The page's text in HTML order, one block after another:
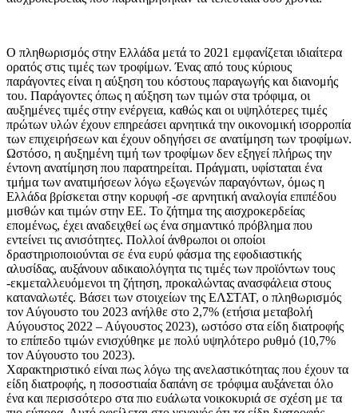
Ο πληθωρισμός στην Ελλάδα μετά το 2021 εμφανίζεται ιδιαίτερα
ορατός στις τιμές των τροφίμων. Ένας από τους κύριους
παράγοντες είναι η αύξηση του κόστους παραγωγής και διανομής
του. Παράγοντες όπως η αύξηση των τιμών στα τρόφιμα, οι
αυξημένες τιμές στην ενέργεια, καθώς και οι υψηλότερες τιμές
πρώτων υλών έχουν επηρεάσει αρνητικά την οικονομική ισορροπία
των επιχειρήσεων και έχουν οδηγήσει σε ανατίμηση των τροφίμων.
Ωστόσο, η αυξημένη τιμή των τροφίμων δεν εξηγεί πλήρως την
έντονη ανατίμηση που παρατηρείται. Πράγματι, υφίσταται ένα
τμήμα των ανατιμήσεων λόγω εξωγενών παραγόντων, όμως η
Ελλάδα βρίσκεται στην κορυφή -σε αρνητική αναλογία επιπέδου
μισθών και τιμών στην ΕΕ. Το ζήτημα της αισχροκερδείας
επομένως, έχει αναδειχθεί ως ένα σημαντικό πρόβλημα που
εντείνει τις ανισότητες. Πολλοί άνθρωποι οι οποίοι
δραστηριοποιούνται σε ένα ευρύ φάσμα της εφοδιαστικής
αλυσίδας, αυξάνουν αδικαιολόγητα τις τιμές των προϊόντων τους
-εκμεταλλευόμενοι τη ζήτηση, προκαλώντας ανασφάλεια στους
καταναλωτές. Βάσει των στοιχείων της ΕΛΣΤΑΤ, ο πληθωρισμός
τον Αύγουστο του 2023 ανήλθε στο 2,7% (ετήσια μεταβολή
Αύγουστος 2022 – Αύγουστος 2023), ωστόσο στα είδη διατροφής
το επίπεδο τιμών ενισχύθηκε με πολύ υψηλότερο ρυθμό (10,7%
τον Αύγουστο του 2023).
Χαρακτηριστικό είναι πως λόγω της ανελαστικότητας που έχουν τα
είδη διατροφής, η ποσοστιαία δαπάνη σε τρόφιμα αυξάνεται όλο
ένα και περισσότερο στα πιο ευάλωτα νοικοκυριά σε σχέση με τα